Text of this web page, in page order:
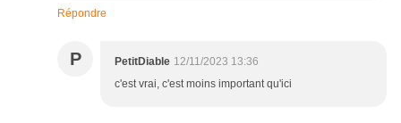
Répondre
P PetitDiable 12/11/2023 13:36
c'est vrai, c'est moins important qu'ici